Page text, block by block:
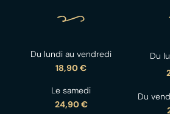
Du lundi au vendredi
18,90 €
Le samedi
24,90 €
Du
Du